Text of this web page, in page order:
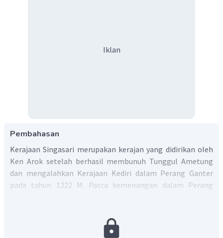
Iklan
Pembahasan
Kerajaan Singasari merupakan kerajan yang didirikan oleh
Ken Arok setelah berhasil membunuh Tunggul Ametung
dan mengalahkan Kerajaan Kediri dalam Perang Ganter
pada tahun 1222 M. Pasca kemenangan dalam Perang
Dengan demikian Kerajaan Singasari didirikan oleh Ken